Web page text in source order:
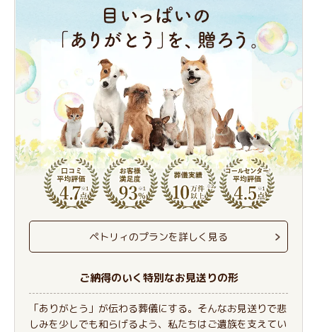
ペトリィのプランを詳しく見る
ご納得のいく特別なお見送りの形
「ありがとう」が伝わる葬儀にする。そんなお見送りで悲
しみを少しでも和らげるよう、私たちはご遺族を支えてい